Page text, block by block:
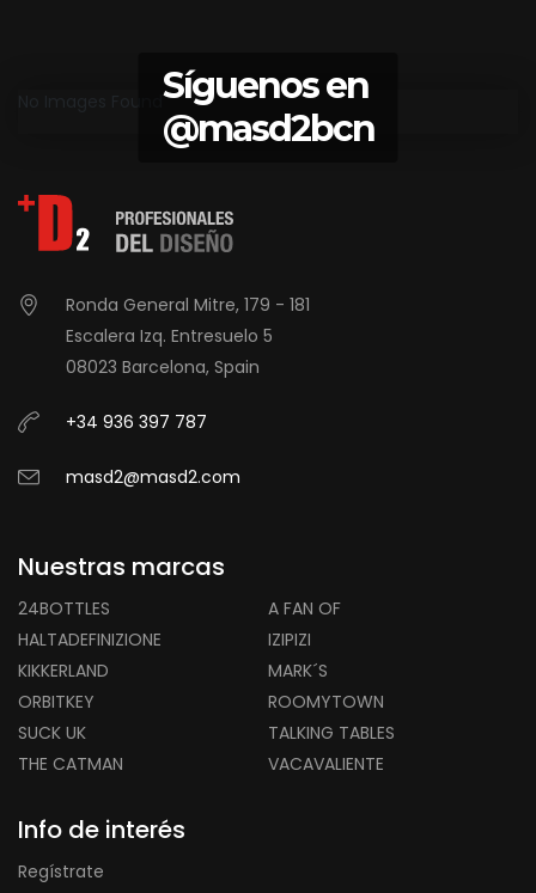
Síguenos en
@masd2bcn
Ronda General Mitre, 179 - 181
Escalera Izq. Entresuelo 5
08023 Barcelona, Spain
+34 936 397 787
masd2@masd2.com
Nuestras marcas
24BOTTLES
A FAN OF
HALTADEFINIZIONE
IZIPIZI
KIKKERLAND
MARK´S
ORBITKEY
ROOMYTOWN
SUCK UK
TALKING TABLES
THE CATMAN
VACAVALIENTE
Info de interés
Regístrate